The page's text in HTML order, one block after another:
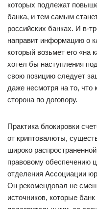
которых подлежат
банка, и тем самым
российских банках. И в-
направит информацию о
который возьмет его «на
хотел бы наступления
свою позицию следует
даже несмотря на то, что
сторона по договору.
Практика блокировки
от криптовалюты,
широко
правовому обеспечению
отделения Ассоциации
Он рекомендовал не
источников, которые